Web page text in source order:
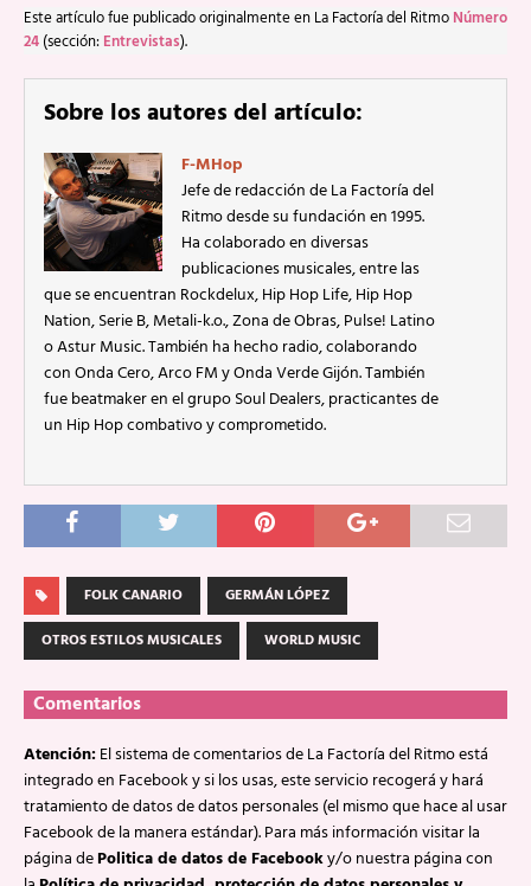
Este artículo fue publicado originalmente en La Factoría del Ritmo Número
24 (sección: Entrevistas).
Sobre los autores del artículo:
F-MHop
Jefe de redacción de La Factoría del
Ritmo desde su fundación en 1995.
Ha colaborado en diversas
publicaciones musicales, entre las
que se encuentran Rockdelux, Hip Hop Life, Hip Hop
Nation, Serie B, Metali-k.o., Zona de Obras, Pulse! Latino
o Astur Music. También ha hecho radio, colaborando
con Onda Cero, Arco FM y Onda Verde Gijón. También
fue beatmaker en el grupo Soul Dealers, practicantes de
un Hip Hop combativo y comprometido.
FOLK CANARIO
GERMÁN LÓPEZ
OTROS ESTILOS MUSICALES
WORLD MUSIC
Comentarios
Atención:El sistema de comentarios de La Factoría del Ritmo está
integrado en Facebook y si los usas, este servicio recogerá y hará
tratamiento de datos de datos personales (el mismo que hace al usar
Facebook de la manera estándar). Para más información visitar la
página dePolitica de datos de Facebooky/o nuestra página con